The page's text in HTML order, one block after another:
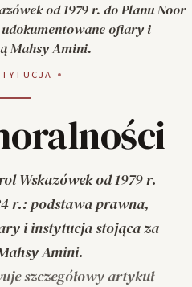
od 1979 r. do Planu Noor
ofiary i
Mahsy Amini.
Wskazówek od 1979 r.
r.: podstawa prawna,
i instytucja stojąca za
Amini.
szczegółowy artykuł